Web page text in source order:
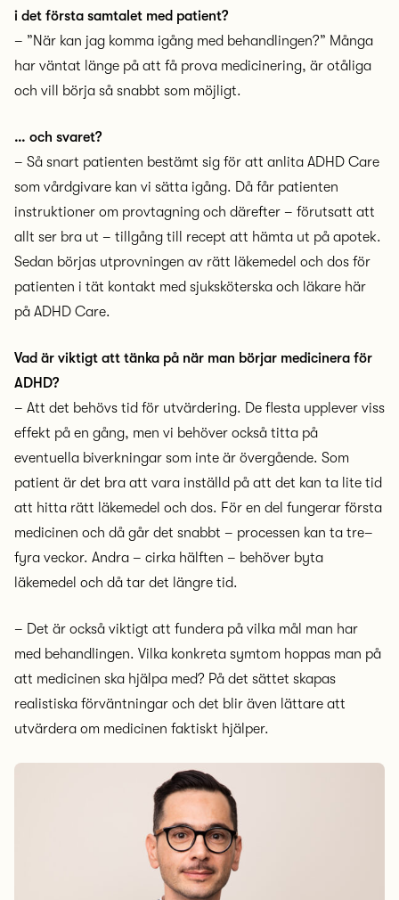
i det första samtalet med patient?
– ”När kan jag komma igång med behandlingen?” Många
har väntat länge på att få prova medicinering, är otåliga
och vill börja så snabbt som möjligt.
… och svaret?
– Så snart patienten bestämt sig för att anlita ADHD Care
som vårdgivare kan vi sätta igång. Då får patienten
instruktioner om provtagning och därefter – förutsatt att
allt ser bra ut – tillgång till recept att hämta ut på apotek.
Sedan börjas utprovningen av rätt läkemedel och dos för
patienten i tät kontakt med sjuksköterska och läkare här
på ADHD Care.
Vad är viktigt att tänka på när man börjar medicinera för
ADHD?
– Att det behövs tid för utvärdering. De flesta upplever viss
effekt på en gång, men vi behöver också titta på
eventuella biverkningar som inte är övergående. Som
patient är det bra att vara inställd på att det kan ta lite tid
att hitta rätt läkemedel och dos. För en del fungerar första
medicinen och då går det snabbt – processen kan ta tre–
fyra veckor. Andra – cirka hälften – behöver byta
läkemedel och då tar det längre tid.
– Det är också viktigt att fundera på vilka mål man har
med behandlingen. Vilka konkreta symtom hoppas man på
att medicinen ska hjälpa med? På det sättet skapas
realistiska förväntningar och det blir även lättare att
utvärdera om medicinen faktiskt hjälper.